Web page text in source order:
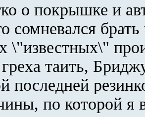
о покрышке и
сомневался
\"известных\"
греха таить,
последней
по которой я